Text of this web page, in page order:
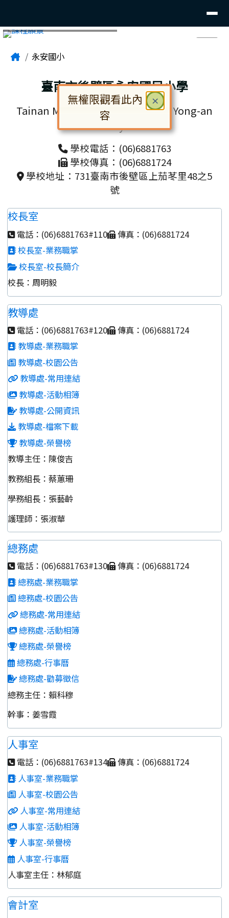
主內容區域
Home永安國小
臺南市後壁區永安國民小學
Tainan Municipal Houbi District Yong-an
Elementary School
學校電話：(06)6881763
學校傳真：(06)6881724
學校地址：731臺南市後壁區上茄苳里48之5
號
校長室
電話：(06)6881763#110
傳真：(06)6881724
校長室-業務職掌
校長室-校長簡介
校長：周明毅
教導處
電話：(06)6881763#120
傳真：(06)6881724
教導處-業務職掌
教導處-校園公告
教導處-常用連結
教導處-活動相簿
教導處-公開資訊
教導處-檔案下載
教導處-榮譽榜
教導主任：陳俊吉
教務組長：蔡蕙珊
學務組長：張藝齡
護理師：張淑華
總務處
電話：(06)6881763#130
傳真：(06)6881724
總務處-業務職掌
總務處-校園公告
總務處-常用連結
總務處-活動相簿
總務處-榮譽榜
總務處-行事曆
總務處-勸募徵信
總務主任：賴科穆
幹事：姜雪霞
人事室
電話：(06)6881763#134
傳真：(06)6881724
人事室-業務職掌
人事室-校園公告
人事室-常用連結
人事室-活動相簿
人事室-榮譽榜
人事室-行事曆
人事室主任：林郁庭
會計室
頁尾區域
× 關閉
無權限觀看此內
容
對話框已開啟。請使用 Tab 鍵在